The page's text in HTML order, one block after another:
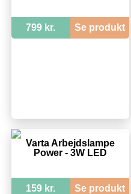
799 kr. Se produkt
Varta Arbejdslampe
Power - 3W LED
159 kr. Se produkt